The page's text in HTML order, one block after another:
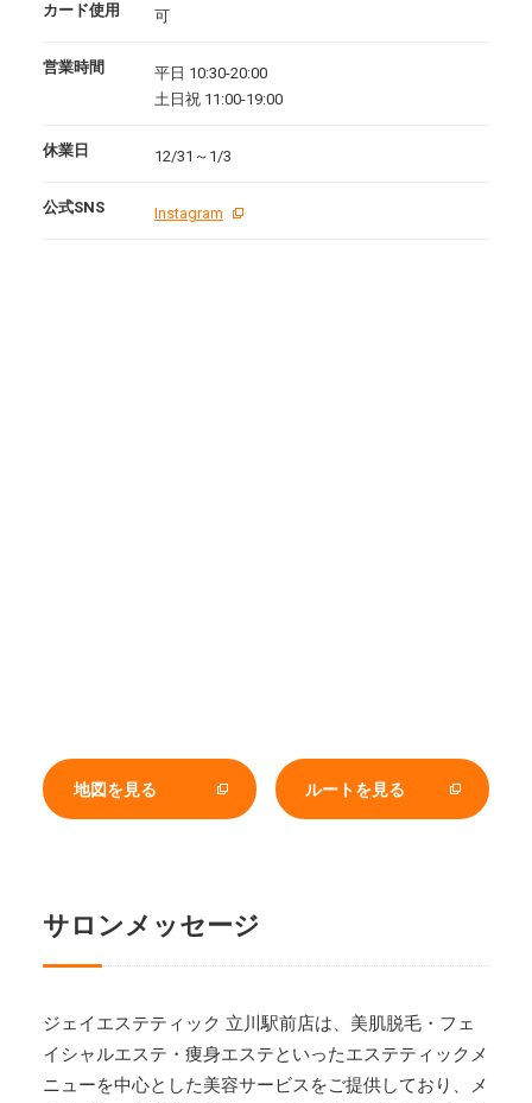
カード使用 可
営業時間
平日 10:30-20:00
土日祝 11:00-19:00
休業日 12/31～1/3
公式SNS Instagram
地図を見る ルートを見る
サロンメッセージ
ジェイエステティック 立川駅前店は、美肌脱毛・フェ
イシャルエステ・痩身エステといったエステティックメ
ニューを中心とした美容サービスをご提供しており、メ